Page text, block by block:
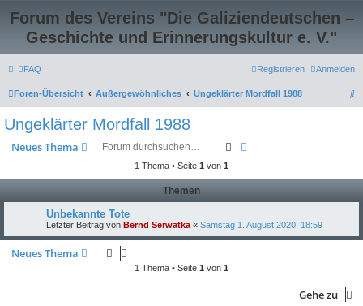
Forum des Vereins "Die Galiziendeutschen –
Geschichte und Erinnerungskultur e. V."
FAQ Anmelden
Registrieren
Foren-Übersicht Außergewöhnliches Ungeklärter Mordfall 1988
S
Ungeklärter Mordfall 1988
Neues Thema Suche
1 Thema • Seite 1 von 1
Themen
Unbekannte Tote
Letzter Beitrag von Bernd Serwatka « Samstag 1. August 2020, 18:59
Neues Thema
1 Thema • Seite 1 von 1
Gehe zu